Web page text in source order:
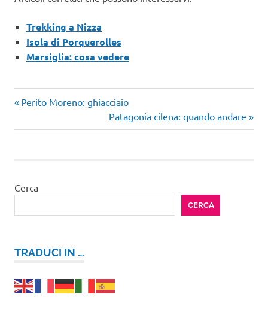
Trekking a Nizza
Isola di Porquerolles
Marsiglia: cosa vedere
Navigazione
articoli
Articolo
Perito Moreno: ghiacciaio
Articolo
successivo:
Patagonia cilena: quando andare
Cerca
CERCA
TRADUCI IN …